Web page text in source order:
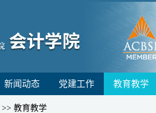
新闻动态 党建工作 教育教学
>> 教育教学